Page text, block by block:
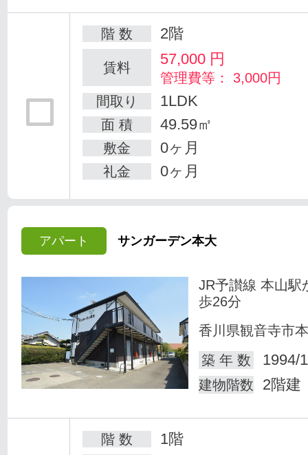
階 数 2階
賃料 57,000 円
管理費等： 3,000円
間取り
1LDK
面 積 49.59㎡
敷金 0ヶ月
礼金 0ヶ月
アパート サンガーデン本大
JR予讃線 本山駅
歩26分
香川県観音寺市
築 年 数
1994/
建物階数 2階建
階 数 1階